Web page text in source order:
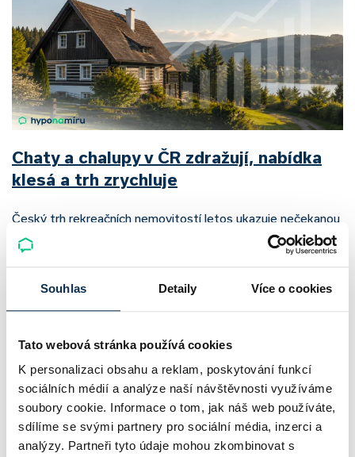
Souhlas Detaily Více o cookies
Tato webová stránka používá cookies
K personalizaci obsahu a reklam, poskytování funkcí
sociálních médií a analýze naší návštěvnosti využíváme
soubory cookie. Informace o tom, jak náš web používáte,
sdílíme se svými partnery pro sociální média, inzerci a
analýzy. Partneři tyto údaje mohou zkombinovat s
Chaty a chalupy v ČR zdražují, nabídka
klesá a trh zrychluje
Český trh rekreačních nemovitostí letos ukazuje nečekanou
odolnost. Chaty a chalupy podle čerstvých dat za poslední
2 roky zdražily o 21,8 %, zároveň ale výrazně ubylo nabídek
a prodejní tempo…